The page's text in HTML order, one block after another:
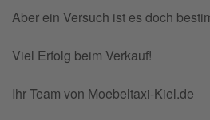
Aber ein Versuch ist es doch
Viel Erfolg beim Verkauf!
Ihr Team von Moebeltaxi-Kiel.de